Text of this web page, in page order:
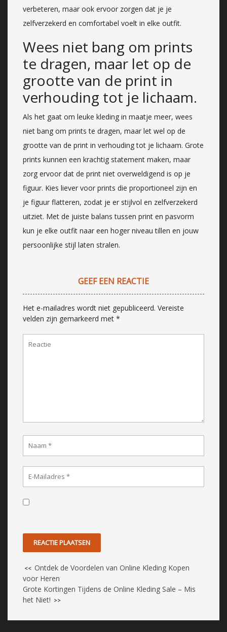
verbeteren, maar ook ervoor zorgen dat je je
zelfverzekerd en comfortabel voelt in elke outfit.
Wees niet bang om prints
te dragen, maar let op de
grootte van de print in
verhouding tot je lichaam.
Als het gaat om leuke kleding in maatje meer, wees
niet bang om prints te dragen, maar let wel op de
grootte van de print in verhouding tot je lichaam. Grote
prints kunnen een krachtig statement maken, maar
zorg ervoor dat de print niet overweldigend is op je
figuur. Kies liever voor prints die proportioneel zijn en
je figuur flatteren, zodat je er stijlvol en zelfverzekerd
uitziet. Met de juiste balans tussen print en pasvorm
kun je elke outfit naar een hoger niveau tillen en jouw
persoonlijke stijl laten stralen.
GEEF EEN REACTIE
Het e-mailadres wordt niet gepubliceerd. Vereiste
velden zijn gemarkeerd met *
<< Ontdek de Voordelen van Online Kleding Kopen
voor Heren
Grote Kortingen Tijdens de Online Kleding Sale – Mis
het Niet! >>